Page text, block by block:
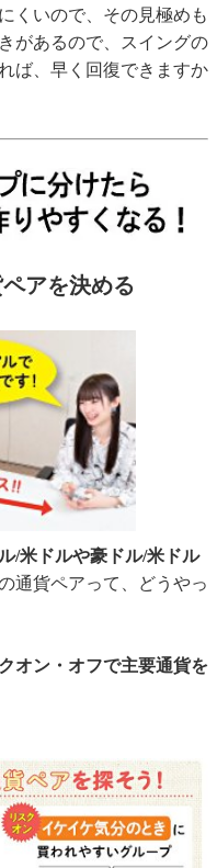
くいので、その見極めも
があるので、スイングの
ば、早く回復できますか
アを決める
/米ドルや豪ドル/米ドル
通貨ペアって、どうやっ
オン・オフで主要通貨を